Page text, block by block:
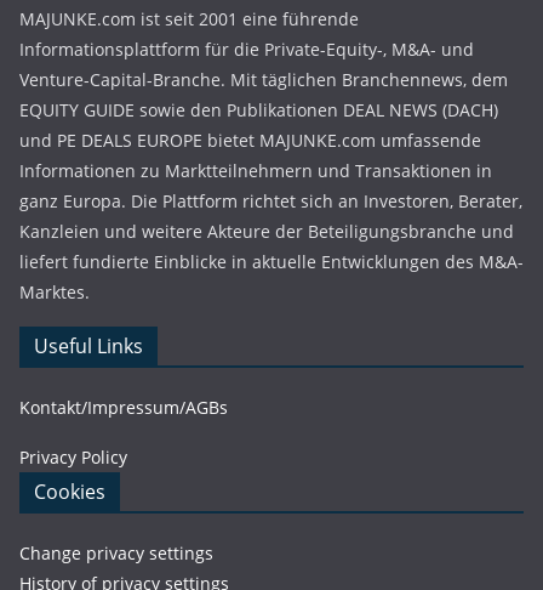
MAJUNKE.com ist seit 2001 eine führende
Informationsplattform für die Private-Equity-, M&A- und
Venture-Capital-Branche. Mit täglichen Branchennews, dem
EQUITY GUIDE sowie den Publikationen DEAL NEWS (DACH)
und PE DEALS EUROPE bietet MAJUNKE.com umfassende
Informationen zu Marktteilnehmern und Transaktionen in
ganz Europa. Die Plattform richtet sich an Investoren, Berater,
Kanzleien und weitere Akteure der Beteiligungsbranche und
liefert fundierte Einblicke in aktuelle Entwicklungen des M&A-
Marktes.
Useful Links
Kontakt/Impressum/AGBs
Privacy Policy
Cookies
Change privacy settings
History of privacy settings